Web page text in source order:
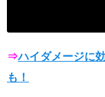
⇒ハイダメージに
も！